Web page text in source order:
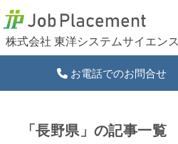
株式会社 東洋システムサイエンス
お電話でのお問合せ
「長野県」の記事一覧